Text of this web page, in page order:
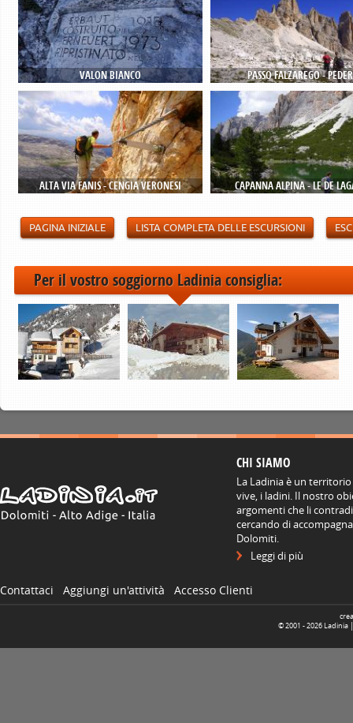
VALON BIANCO PASSO FALZAREGO -
ALTA VIA FANIS - CENGIA VERONESI CAPANNA ALPINA - LE DE
PAGINA INIZIALE LISTA COMPLETA DELLE ESCURSIONI
Per il vostro soggiorno Ladinia consiglia:
CHI SIAMO
La Ladinia è un
vive, i ladini. Il nostro
argomenti che li
cercando di
Dolomiti.
Leggi di più
Contattaci Aggiungi un'attività Accesso Clienti
© 2001 -2026 Ladinia